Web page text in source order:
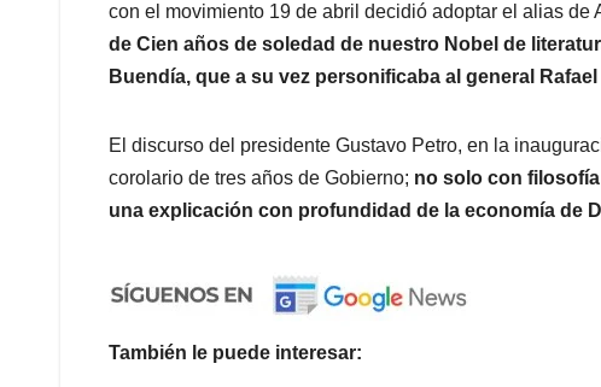
con el movimiento 19 de abril decidió adoptar el alias de
de Cien años de soledad de nuestro Nobel de
Buendía, que a su vez personificaba al general
El discurso del presidente Gustavo Petro, en la
corolario de tres años de Gobierno; no solo con
una explicación con profundidad de la economía de
También le puede interesar: